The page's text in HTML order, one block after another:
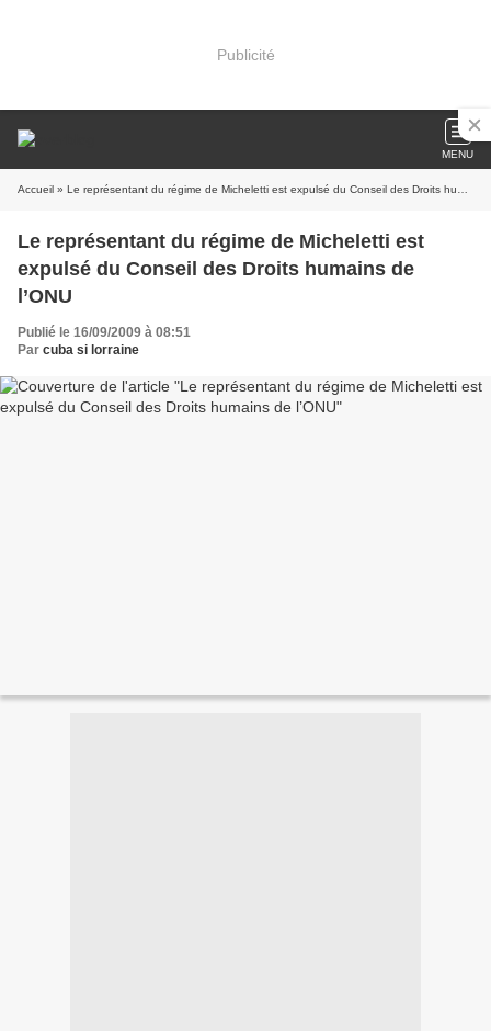
Publicité
MENU
Accueil » Le représentant du régime de Micheletti est expulsé du Conseil des Droits humains de l’ONU
Le représentant du régime de Micheletti est
expulsé du Conseil des Droits humains de
l’ONU
Publié le 16/09/2009 à 08:51
Par cuba si lorraine